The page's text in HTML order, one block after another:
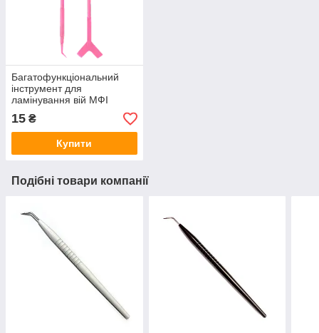
Багатофункціональний
інструмент для
ламінування вій МФІ
пластиковий,
двосторонній, рожевий
15 ₴
Купити
Подібні товари компанії